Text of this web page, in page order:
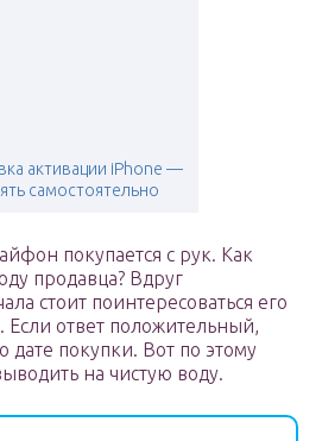
активации iPhone —
самостоятельно
покупается с рук. Как
продавца? Вдруг
стоит поинтересоваться его
Если ответ положительный,
дате покупки. Вот по этому
на чистую воду.